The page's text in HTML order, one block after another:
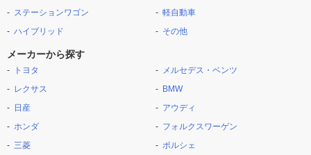
ステーションワゴン
ハイブリッド
軽自動車
その他
メーカーから探す
トヨタ
レクサス
日産
ホンダ
三菱
メルセデス・ベンツ
BMW
アウディ
フォルクスワーゲン
ポルシェ